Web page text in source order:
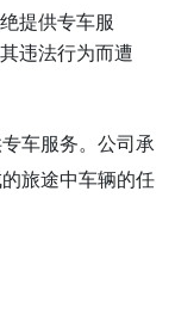
提供专车服
违法行为而遭
车服务。公司承
旅途中车辆的任